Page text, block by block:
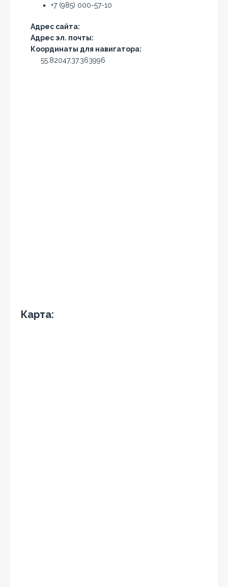
+7 (985) 000-57-10
Адрес сайта:
Адрес эл. почты:
Координаты для навигатора:
55.82047,37.363996
Карта: